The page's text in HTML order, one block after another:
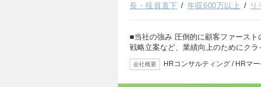
長・役員直下
年収600万以上 リ
■当社の強み 圧倒的に顧客ファース
戦略立案など、業績向上のためにクラ
会社概要 HRコンサルティング / HRマ